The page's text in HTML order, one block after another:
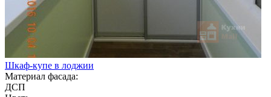
Шкаф-купе в лоджии
Материал фасада:
ДСП